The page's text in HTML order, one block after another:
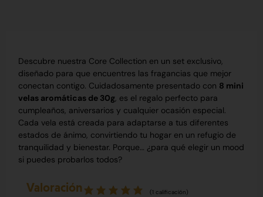
Descubre nuestra Core Collection en un set exclusivo,
diseñado para que encuentres las fragancias que mejor
conectan contigo. Cuidadosamente presentado con 8 mini
velas aromáticas de 30g, es el regalo perfecto para
cumpleaños, aniversarios y cualquier ocasión especial.
Cada vela está creada para adaptarse a tus diferentes
estados de ánimo, convirtiendo tu hogar en un refugio de
tranquilidad y bienestar. Porque… ¿para qué elegir un mood
si puedes probarlos todos?
Valoración calificación)